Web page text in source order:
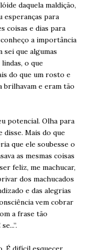
daquela maldição,
esperanças para
coisas e dias para
a importância
sei que algumas
o que
do que um rosto e
brilhavam e eram tão
potencial. Olha para
disse. Mais do que
que ele soubesse o
as mesmas coisas
feliz, me machucar,
dos machucados
e das alegrias
vem cobrar
a frase tão